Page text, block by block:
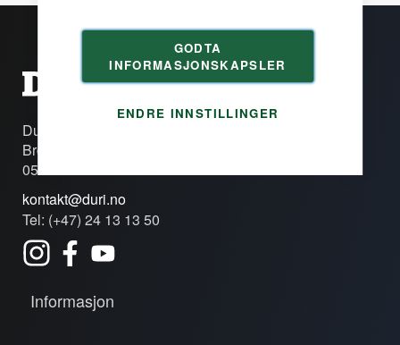
GODTA
INFORMASJONSKAPSLER
ENDRE INNSTILLINGER
Duri Fagprofil AS
Brobekkveien 80c
0582 Oslo
kontakt@duri.no
Tel: (+47) 24 13 13 50
Informasjon